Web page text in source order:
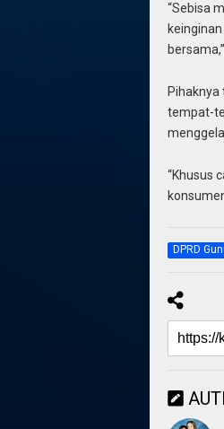
“Sebisa
tempat-
“Khusus
DPRD